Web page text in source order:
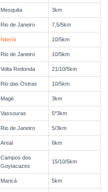
Mesquita 3km
Rio de Janeiro 7,5/5km
Niterói 10/5km
Rio de Janeiro 10/5km
Volta Redonda 21/10/5km
Rio das Ostras 10/5km
Magé 3km
Vassouras 5*3km
Rio de Janeiro 5/3km
Areal 6km
Campos dos
Goytacazes
15/10/5km
Maricá 5km